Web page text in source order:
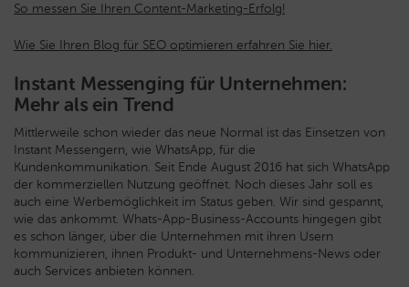
So messen Sie Ihren Content-Marketing-Erfolg!
Wie Sie Ihren Blog für SEO optimieren erfahren Sie hier.
Instant Messenging für Unternehmen:
Mehr als ein Trend
Mittlerweile schon wieder das neue Normal ist das Einsetzen von
Instant Messengern, wie WhatsApp, für die
Kundenkommunikation. Seit Ende August 2016 hat sich WhatsApp
der kommerziellen Nutzung geöffnet. Noch dieses Jahr soll es
auch eine Werbemöglichkeit im Status geben. Wir sind gespannt,
wie das ankommt. Whats-App-Business-Accounts hingegen gibt
es schon länger, über die Unternehmen mit ihren Usern
kommunizieren, ihnen Produkt- und Unternehmens-News oder
auch Services anbieten können.